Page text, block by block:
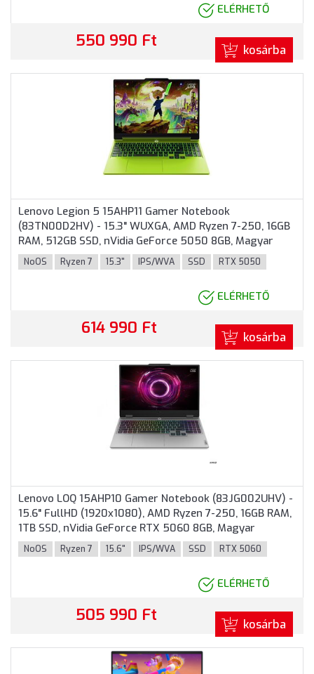
ELÉRHETŐ
550 990 Ft kosárba
Lenovo Legion 5 15AHP11 Gamer Notebook
(83TN00D2HV) - 15.3" WUXGA, AMD Ryzen 7-250, 16GB
RAM, 512GB SSD, nVidia GeForce 5050 8GB, Magyar
billentyűzet, Operációs rendszer nélkül, 3 év garancia,
Zöld színben
NoOS Ryzen 7 15.3" IPS/WVA SSD RTX 5050
ELÉRHETŐ
614 990 Ft kosárba
Lenovo LOQ 15AHP10 Gamer Notebook (83JG002UHV) -
15.6" FullHD (1920x1080), AMD Ryzen 7-250, 16GB RAM,
1TB SSD, nVidia GeForce RTX 5060 8GB, Magyar
billentyűzet, Operációs rendszer nélkül, 3 év garancia,
Szürke színben
NoOS Ryzen 7 15.6" IPS/WVA SSD RTX 5060
ELÉRHETŐ
505 990 Ft kosárba